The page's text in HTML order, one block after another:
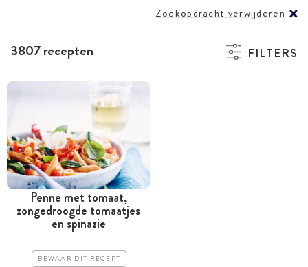
Zoekopdracht verwijderen
3807 recepten FILTERS
Penne met tomaat,
zongedroogde tomaatjes
en spinazie
BEWAAR DIT RECEPT